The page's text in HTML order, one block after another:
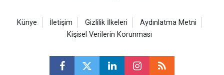
Künye İletişim Gizlilik İlkeleri
Aydınlatma Metni
Kişisel Verilerin Korunması